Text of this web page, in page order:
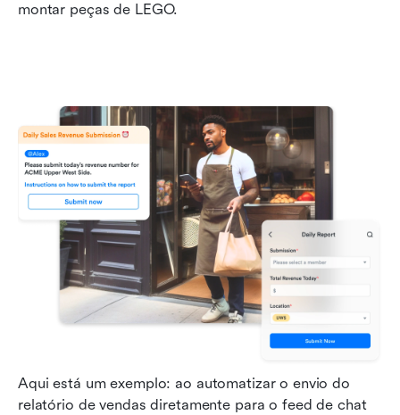
montar peças de LEGO.
Aqui está um exemplo: ao automatizar o envio do
relatório de vendas diretamente para o feed de chat